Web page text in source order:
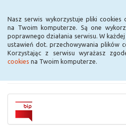
Nasz serwis wykorzystuje pliki cookies
na Twoim komputerze. Są one
poprawnego działania serwisu. W
ustawień dot. przechowywania plików
Korzystając z serwisu wyrażasz
cookies na Twoim komputerze.
Urząd Miejski
Krośniewicach